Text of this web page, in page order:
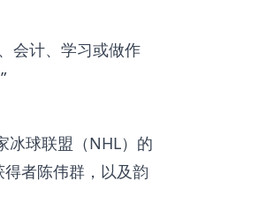
会计、学习或做作
冰球联盟（NHL）的
者陈伟群，以及韵